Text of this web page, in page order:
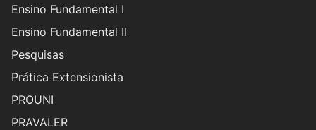
Ensino Fundamental I
Ensino Fundamental II
Pesquisas
Prática Extensionista
PROUNI
PRAVALER